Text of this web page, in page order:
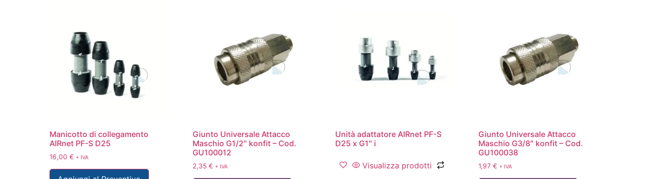
Manicotto di collegamento
AIRnet PF-S D25
16,00 € + IVA
Giunto Universale Attacco
Maschio G1/2″ konfit – Cod.
GU100012
2,35 € + IVA
Unità adattatore AIRnet PF-S
D25 x G1″ i
Visualizza prodotti
Giunto Universale Attacco
Maschio G3/8″ konfit – Cod.
GU100038
1,97€ + IVA